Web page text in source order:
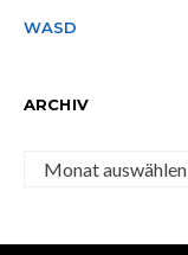
WASD
ARCHIV
Archiv